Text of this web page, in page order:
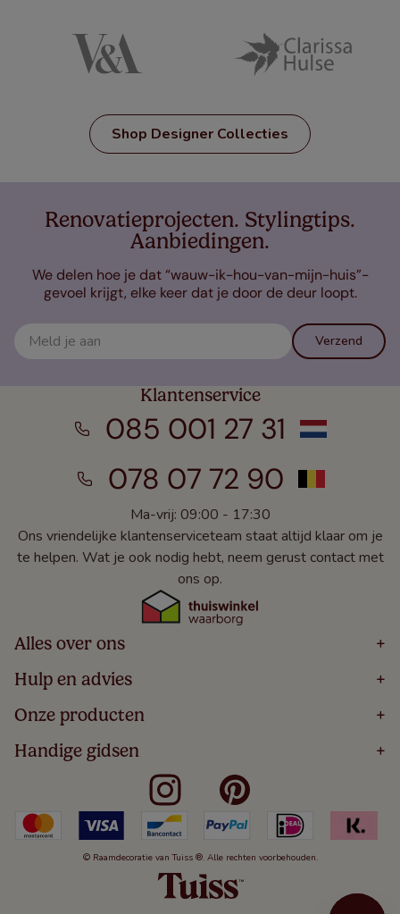
Shop Designer Collecties
Renovatieprojecten. Stylingtips.
Aanbiedingen.
We delen hoe je dat “wauw-ik-hou-van-mijn-huis”-
gevoel krijgt, elke keer dat je door de deur loopt.
Verzend
Klantenservice
085 001 27 31
078 07 72 90
Ma-vrij: 09:00 - 17:30
Ons vriendelijke klantenserviceteam staat altijd klaar om je
te helpen. Wat je ook nodig hebt, neem gerust contact met
ons op.
Alles over ons +
Home
Over
Bestellen
Winacties
Veelgestelde Vragen
Hulp en advies +
Volg Je Bestelling
Levering
5 Jaar Garantie
Algemene Voorwaarden
Kindveiligheid
Cookies
Herroepingsrecht
Onze producten +
Houten Jaloezieën
Rolgordijnen
Verticale Jaloezieën
Duo Rolgordijnen
Duo Plisségordijnen
Handige gidsen +
Meten Voor Raamdecoratie
Badkamer Raamdecoratie
Slaapkamer Raamdecoratie
Keuken Raamdecoratie
De Jaloezieën Gids
Jaloezieënwoordenboek
© Raamdecoratie van Tuiss ®. Alle rechten voorbehouden.